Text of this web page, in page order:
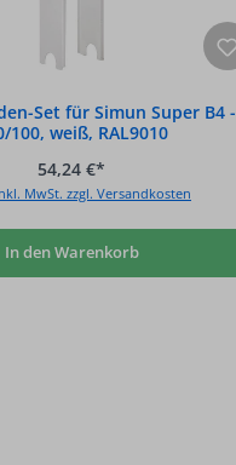
Set für Simun Super B4 -
100, weiß, RAL9010
54,24 €*
MwSt. zzgl. Versandkosten
In den Warenkorb